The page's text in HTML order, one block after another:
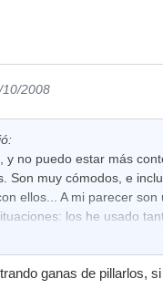
10/2008
y no puedo estar más
Son muy cómodos, e
ellos... A mi parecer
los he usado
ganas de pillarlos,